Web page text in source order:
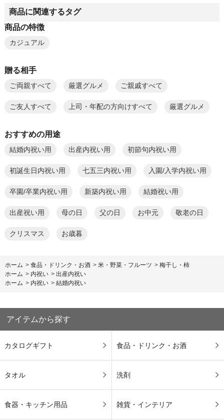
商品に関連するタグ
商品の特徴
カジュアル
贈る相手
ご両親すべて 厳選グルメ ご親戚すべて
ご友人すべて 上司・年配の方向けすべて 厳選グルメ
おすすめの用途
結婚内祝い用 出産内祝い用 初節句内祝い用
初誕生日内祝い用 七五三内祝い用 入園/入学内祝い用
卒園/卒業内祝い用 新築内祝い用 結婚祝い用
出産祝い用 母の日 父の日 お中元 敬老の日
クリスマス お歳暮
ホーム > 食品・ドリンク・お酒 > 米・野菜・フルーツ > 梅干し・柿
ホーム > 内祝い > 出産内祝い
ホーム > 内祝い > 結婚内祝い
アイテムから探す
カタログギフト 食品・ドリンク・お酒
タオル 洗剤
食器・キッチン用品 雑貨・インテリア